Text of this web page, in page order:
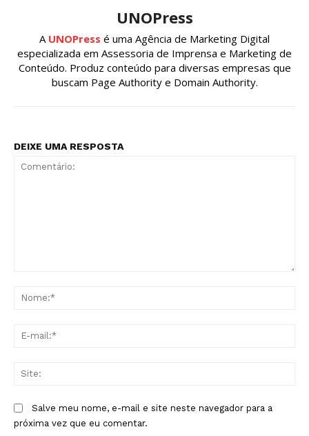
UNOPress
A UNOPress é uma Agência de Marketing Digital
especializada em Assessoria de Imprensa e Marketing de
Conteúdo. Produz conteúdo para diversas empresas que
buscam Page Authority e Domain Authority.
DEIXE UMA RESPOSTA
Salve meu nome, e-mail e site neste navegador para a
próxima vez que eu comentar.